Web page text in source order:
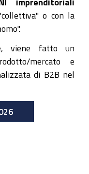
imprenditoriali
o con la
viene fatto un
mercato e
di B2B nel